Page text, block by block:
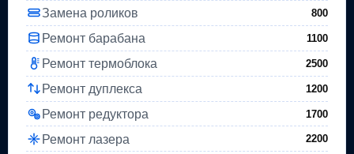
Замена роликов 800
Ремонт барабана 1100
Ремонт термоблока 2500
Ремонт дуплекса 1200
Ремонт редуктора 1700
Ремонт лазера 2200